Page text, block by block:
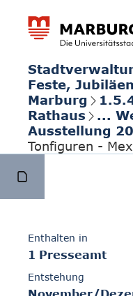
Feste,
Marburg
Rathaus
...
Ausstellung
Tonfiguren -
Enthalten in
1 Presseamt
Entstehung